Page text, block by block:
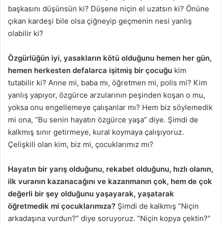
başkasını düşünsün ki? Düşene niçin el uzatsın ki? Önüne
çıkan kardeşi bile olsa çiğneyip geçmenin nesi yanlış
olabilir ki?
Özgürlüğün iyi, yasakların kötü olduğunu hemen her gün,
hemen herkesten defalarca işitmiş bir çocuğu kim
tutabilir ki? Anne mi, baba mı, öğretmen mi, polis mi? Kim
yanlış yapıyor, özgürce arzularının peşinden koşan o mu,
yoksa onu engellemeye çalışanlar mı? Hem biz söylemedik
mi ona, “Bu senin hayatın özgürce yaşa” diye. Şimdi de
kalkmış sınır getirmeye, kural koymaya çalışıyoruz.
Çelişkili olan kim, biz mi, çocuklarımız mı?
Hayatın bir yarış olduğunu, rekabet olduğunu, hızlı olanın,
ilk vuranın kazanacağını ve kazanmanın çok, hem de çok
değerli bir şey olduğunu yaşayarak, yaşatarak
öğretmedik mi çocuklarımıza? Şimdi de kalkmış “Niçin
arkadaşına vurdun?” diye soruyoruz. “Niçin kopya çektin?”